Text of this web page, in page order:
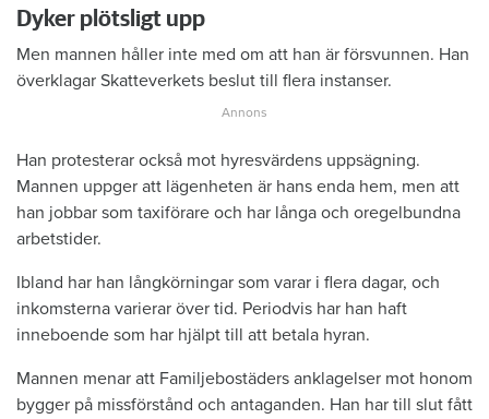
Dyker plötsligt upp
Men mannen håller inte med om att han är försvunnen. Han
överklagar Skatteverkets beslut till flera instanser.
Han protesterar också mot hyresvärdens uppsägning.
Mannen uppger att lägenheten är hans enda hem, men att
han jobbar som taxiförare och har långa och oregelbundna
arbetstider.
Ibland har han långkörningar som varar i flera dagar, och
inkomsterna varierar över tid. Periodvis har han haft
inneboende som har hjälpt till att betala hyran.
Mannen menar att Familjebostäders anklagelser mot honom
bygger på missförstånd och antaganden. Han har till slut fått